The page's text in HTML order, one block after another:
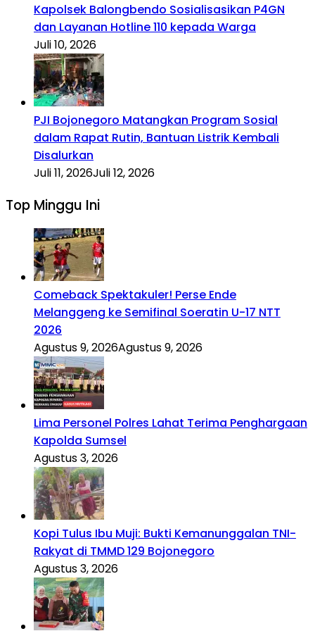
Kapolsek Balongbendo Sosialisasikan P4GN
dan Layanan Hotline 110 kepada Warga
Juli 10, 2026
PJI Bojonegoro Matangkan Program Sosial
dalam Rapat Rutin, Bantuan Listrik Kembali
Disalurkan
Juli 11, 2026Juli 12, 2026
Top Minggu Ini
Comeback Spektakuler! Perse Ende
Melanggeng ke Semifinal Soeratin U-17 NTT
2026
Agustus 9, 2026Agustus 9, 2026
Lima Personel Polres Lahat Terima Penghargaan
Kapolda Sumsel
Agustus 3, 2026
Kopi Tulus Ibu Muji: Bukti Kemanunggalan TNI-
Rakyat di TMMD 129 Bojonegoro
Agustus 3, 2026